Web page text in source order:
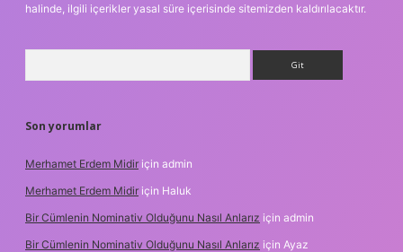
halinde, ilgili içerikler yasal süre içerisinde sitemizden kaldırılacaktır.
Son yorumlar
Merhamet Erdem Midir için admin
Merhamet Erdem Midir için Haluk
Bir Cümlenin Nominativ Olduğunu Nasıl Anlarız için admin
Bir Cümlenin Nominativ Olduğunu Nasıl Anlarız için Ayaz